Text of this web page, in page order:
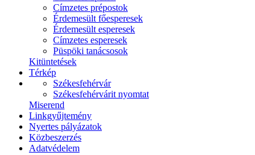
Címzetes prépostok
Érdemesült főesperesek
Érdemesült esperesek
Címzetes esperesek
Püspöki tanácsosok
Kitüntetések
Térkép
Székesfehérvár
Székesfehérvárit nyomtat
Miserend
Linkgyűjtemény
Nyertes pályázatok
Közbeszerzés
Adatvédelem